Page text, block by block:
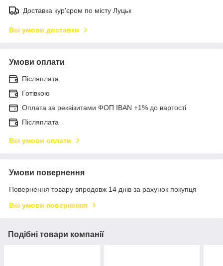
Доставка кур'єром по місту Луцьк
Всі умови доставки
Умови оплати
Післяплата
Готівкою
Оплата за реквізитами ФОП IBAN +1% до вартості
Післяплата
Всі умови оплати
Умови повернення
Повернення товару впродовж 14 днів за рахунок покупця
Всі умови повернення
Подібні товари компанії